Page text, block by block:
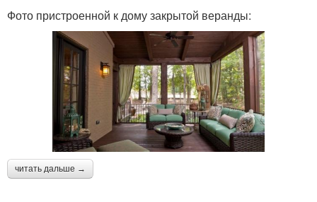
Фото пристроенной к дому закрытой веранды:
читать дальше →